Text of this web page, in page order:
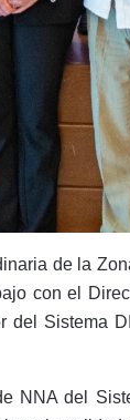
de la
con el
Sistema
NNA del